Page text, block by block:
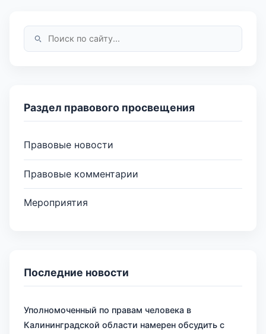
Раздел правового просвещения
Правовые новости
Правовые комментарии
Мероприятия
Последние новости
Уполномоченный по правам человека в
Калининградской области намерен обсудить с